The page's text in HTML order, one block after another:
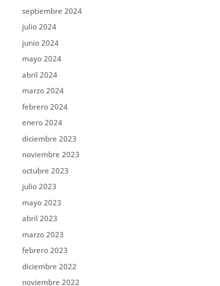
septiembre 2024
julio 2024
junio 2024
mayo 2024
abril 2024
marzo 2024
febrero 2024
enero 2024
diciembre 2023
noviembre 2023
octubre 2023
julio 2023
mayo 2023
abril 2023
marzo 2023
febrero 2023
diciembre 2022
noviembre 2022